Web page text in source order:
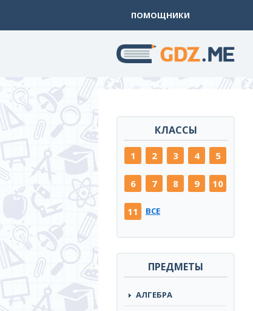
ПОМОЩНИКИ
КЛАССЫ
1 2 3 4 5
6 7 8 9 10
11 ВСЕ
ПРЕДМЕТЫ
АЛГЕБРА